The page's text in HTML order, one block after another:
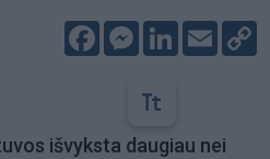
FacebookMessenger
LinkedIn
Email
išvyksta daugiau nei